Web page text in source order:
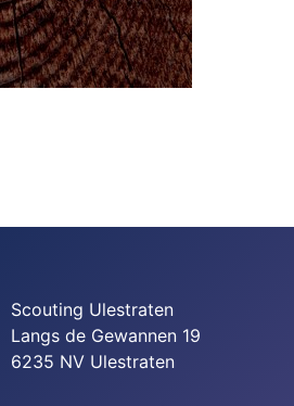
Scouting Ulestraten
Langs de Gewannen 19
6235 NV Ulestraten